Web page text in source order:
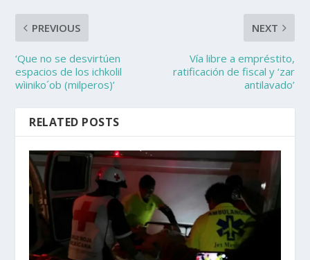
PREVIOUS
‘Que no se desvirtúen
espacios de los ichkolil
wìiniko´ob (milperos)’
NEXT
Vía libre a empréstito,
ratificación de fiscal y ‘zar
antilavado’
RELATED POSTS